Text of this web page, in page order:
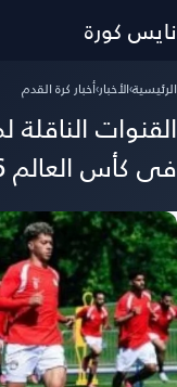
نايس كورة
الرئيسية›الأخبار›أخبار كرة القدم
القنوات
فى كأس العالم 2026